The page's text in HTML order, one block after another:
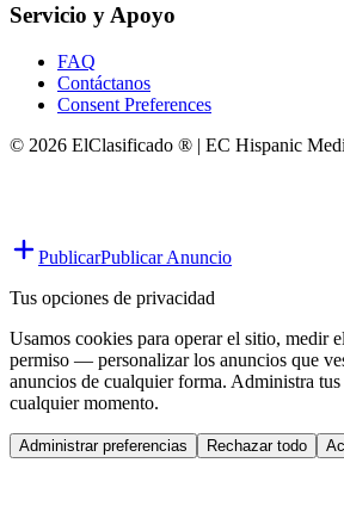
Servicio y Apoyo
FAQ
Contáctanos
Consent Preferences
© 2026 ElClasificado ® | EC Hispanic
PublicarPublicar Anuncio
Tus opciones de privacidad
Usamos cookies para operar el sitio, medir
permiso — personalizar los anuncios que
anuncios de cualquier forma. Administra tus
cualquier momento.
Administrar preferencias Rechazar todo